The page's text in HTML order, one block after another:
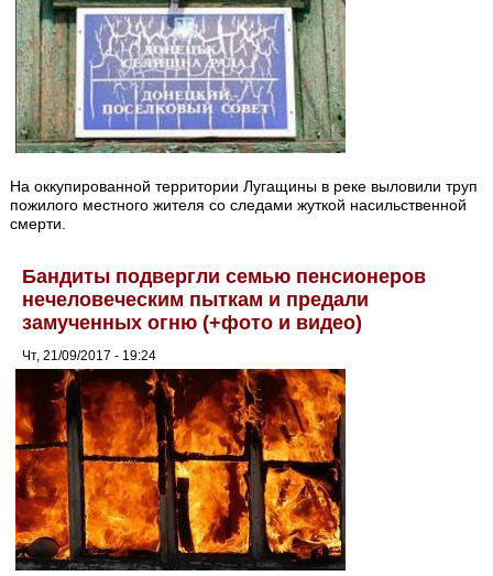
На оккупированной территории Лугащины в реке выловили труп
пожилого местного жителя со следами жуткой насильственной
смерти.
Бандиты подвергли семью пенсионеров
нечеловеческим пыткам и предали
замученных огню (+фото и видео)
Чт, 21/09/2017 - 19:24